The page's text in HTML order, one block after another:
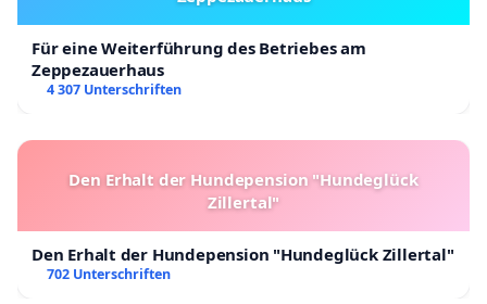
Für eine Weiterführung des Betriebes am
Zeppezauerhaus
4 307 Unterschriften
Den Erhalt der Hundepension "Hundeglück
Zillertal"
Den Erhalt der Hundepension "Hundeglück Zillertal"
702 Unterschriften